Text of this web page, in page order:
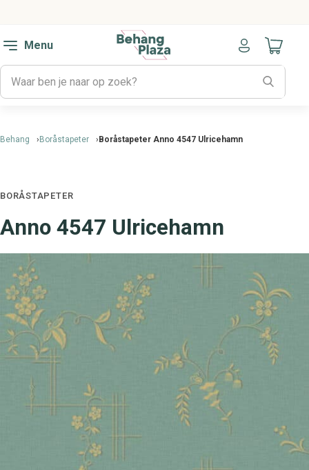
Menu
Naar
Behang Boråstapeter Boråstapeter Anno 4547 Ulricehamn
BORÅSTAPETER
Anno 4547 Ulricehamn